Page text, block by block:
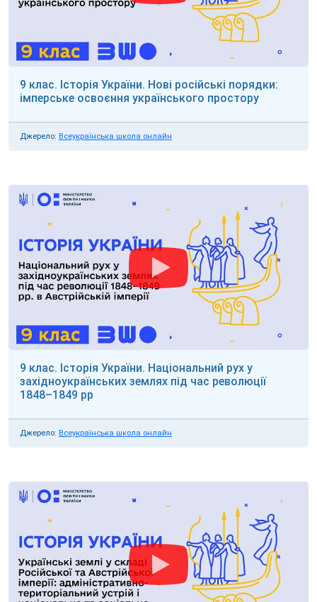
9 клас. Історія України. Нові російські порядки:
імперське освоєння українського простору
Джерело: Всеукраїнська школа онлайн
9 клас. Історія України. Національний рух у
західноукраїнських землях під час революції
1848–1849 рр
Джерело: Всеукраїнська школа онлайн